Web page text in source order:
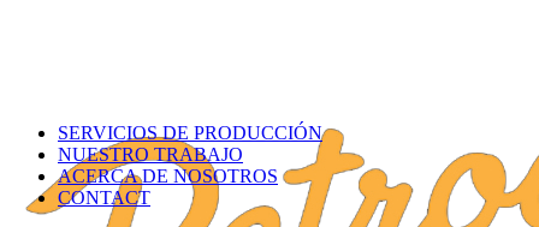
SERVICIOS DE PRODUCCIÓN
NUESTRO TRABAJO
ACERCA DE NOSOTROS
CONTACT